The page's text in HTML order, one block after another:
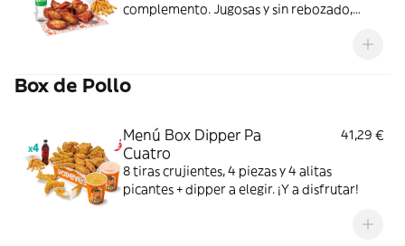
complemento. Jugosas y sin rebozado,
Box de Pollo
Menú Box Dipper Pa
Cuatro
41,29 €
8 tiras crujientes, 4 piezas y 4 alitas
picantes + dipper a elegir. ¡Y a disfrutar!